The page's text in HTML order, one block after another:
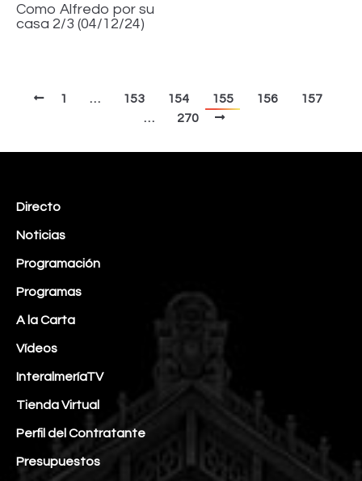
Como Alfredo por su
casa 2/3 (04/12/24)
1 … 153 154 155 156
157
…
270
Directo
Noticias
Programación
Programas
A la Carta
Vídeos
InteralmeríaTV
Tienda Virtual
Perfil del Contratante
Presupuestos